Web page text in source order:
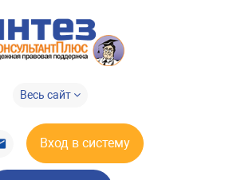
Весь сайт
Вход в систему